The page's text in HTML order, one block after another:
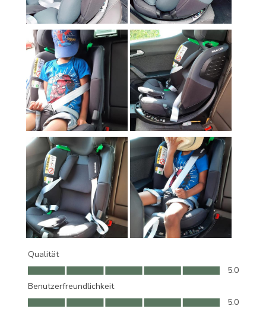
Qualität
Qualität, 5.0 von 5
5.0
Benutzerfreundlichkeit
Benutzerfreundlichkeit, 5.0 von 5
5.0